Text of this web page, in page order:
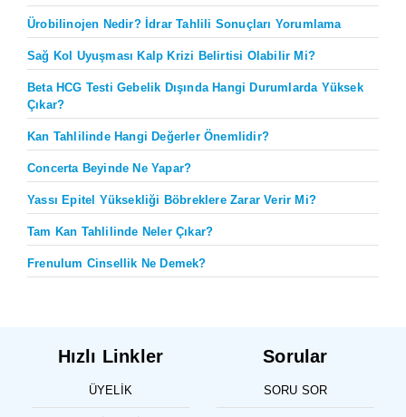
Ürobilinojen Nedir? İdrar Tahlili Sonuçları Yorumlama
Sağ Kol Uyuşması Kalp Krizi Belirtisi Olabilir Mi?
Beta HCG Testi Gebelik Dışında Hangi Durumlarda Yüksek
Çıkar?
Kan Tahlilinde Hangi Değerler Önemlidir?
Concerta Beyinde Ne Yapar?
Yassı Epitel Yüksekliği Böbreklere Zarar Verir Mi?
Tam Kan Tahlilinde Neler Çıkar?
Frenulum Cinsellik Ne Demek?
Hızlı Linkler
ÜYELIK
Sorular
SORU SOR